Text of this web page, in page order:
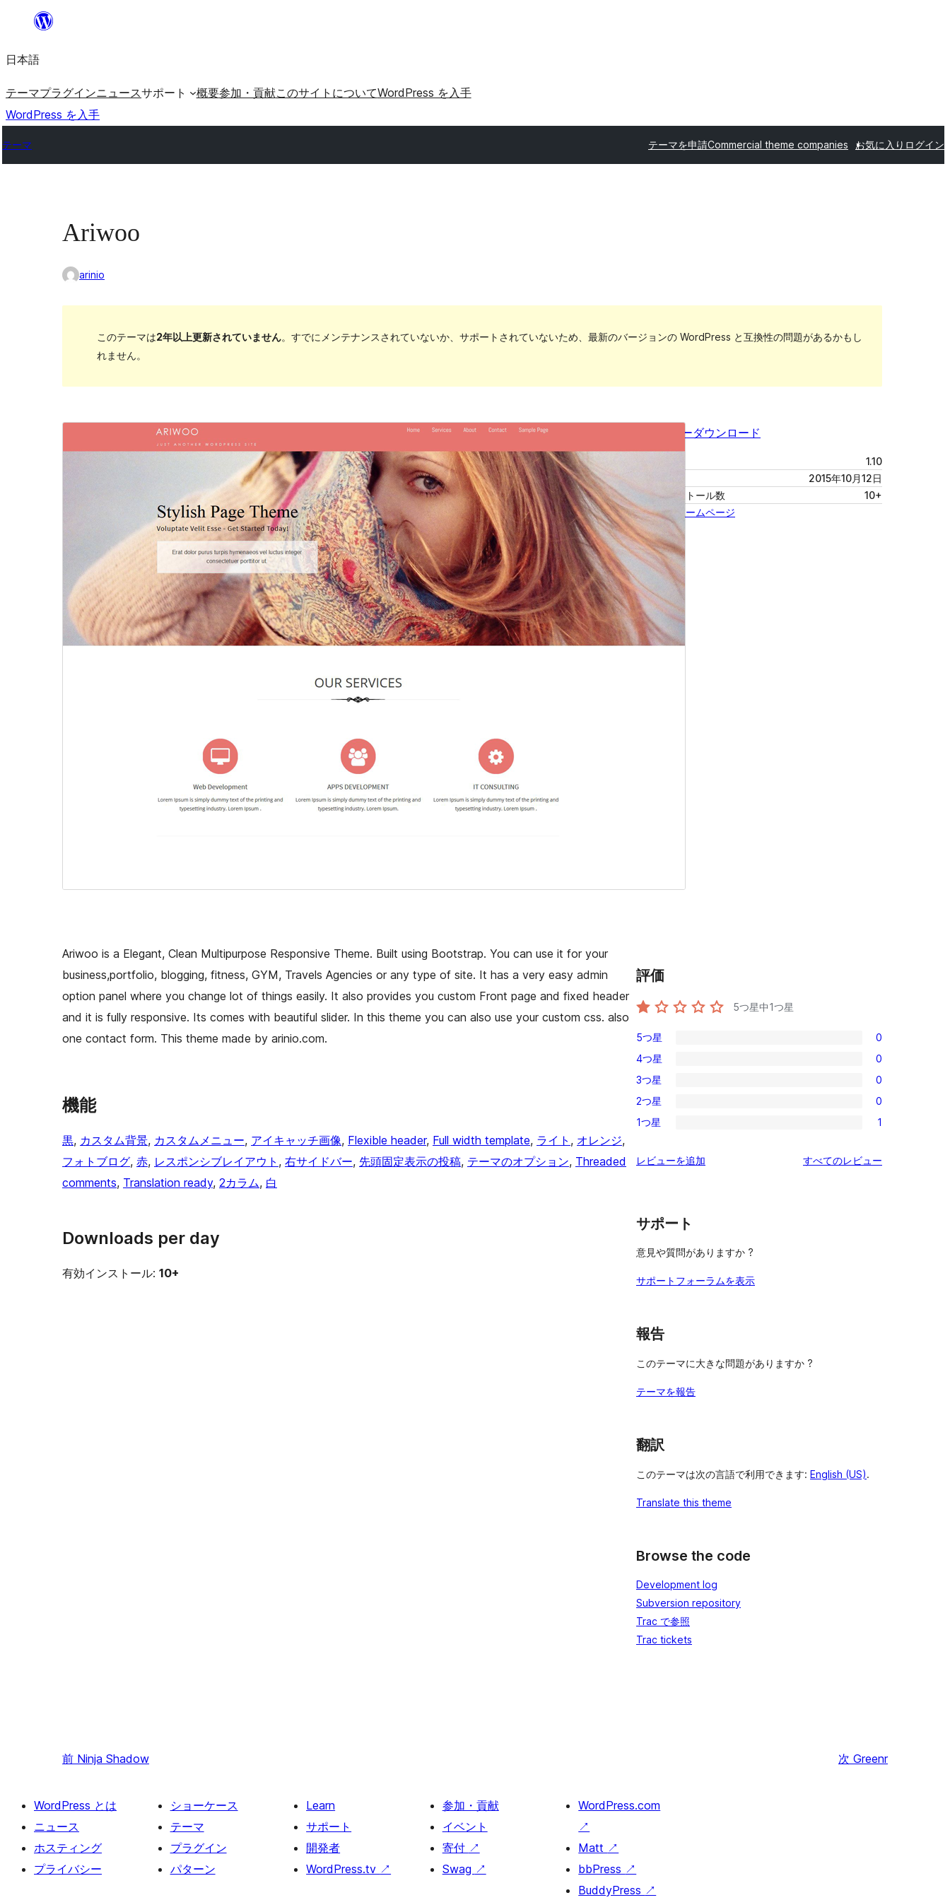
を
ッ
プ
日本語
テーマプラグインニュースサポート 概要参加・貢献このサイトについてWordPress を入手
WordPress を入手
テーマ テーマを申請Commercial theme companies お気に入り ログイン
Ariwoo
arinio
このテーマは2年以上更新されていません。すでにメンテナンスされていないか、サポートされていないため、最新のバージョンの WordPress と互換性の問題があるかもし
れません。
プレビューダウンロード
1.10
2015年10月12日
有効インストール数
10+
テーマのホームページ
Ariwoo is a Elegant, Clean Multipurpose Responsive Theme. Built using Bootstrap. You can use it for your
business,portfolio, blogging, fitness, GYM, Travels Agencies or any type of site. It has a very easy admin
option panel where you change lot of things easily. It also provides you custom Front page and fixed header
and it is fully responsive. Its comes with beautiful slider. In this theme you can also use your custom css. also
one contact form. This theme made by arinio.com.
機能
黒, カスタム背景, カスタムメニュー, アイキャッチ画像, Flexible header, Full width template, ライト , オレンジ
フォトブログ, 赤, レスポンシブレイアウト , 右サイドバー, 先頭固定表示の投稿, テーマのオプション, Threaded
comments, Translation ready, 2カラム, 白
Downloads per day
有効インストール: 10+
評価
5つ星中1つ星
0
5-
星
レ
ビ
ー
5つ星 0
0
4-
星
レ
ュ
4つ星 0
0
3-
星
ビ
3つ星 0
0
2-
レ
ー
2つ星 0
1
星
ュ
1つ星 1
レビューを追加 すべてのレビュー
サポート
意見や質問がありますか ?
サポートフォーラムを表示
報告
このテーマに大きな問題がありますか ?
テーマを報告
翻訳
このテーマは次の言語で利用できます: English (US).
Translate this theme
Browse the code
Development log
Subversion repository
Trac で参照
Trac tickets
前 Ninja Shadow 次 Greenr
WordPress とは
ニュース
ホスティング
プライバシー
ショーケース
テーマ
プラグイン
パターン
Learn
サポート
開発者
WordPress.tv ↗
参加・貢献
イベント
寄付 ↗
Swag ↗
WordPress.com
↗
Matt ↗
bbPress ↗
BuddyPress ↗